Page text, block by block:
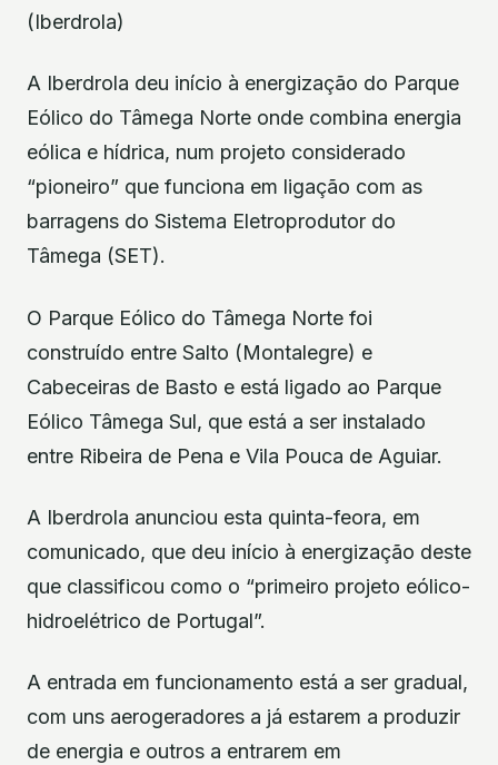
(Iberdrola)
A Iberdrola deu início à energização do Parque
Eólico do Tâmega Norte onde combina energia
eólica e hídrica, num projeto considerado
“pioneiro” que funciona em ligação com as
barragens do Sistema Eletroprodutor do
Tâmega (SET).
O Parque Eólico do Tâmega Norte foi
construído entre Salto (Montalegre) e
Cabeceiras de Basto e está ligado ao Parque
Eólico Tâmega Sul, que está a ser instalado
entre Ribeira de Pena e Vila Pouca de Aguiar.
A Iberdrola anunciou esta quinta-feora, em
comunicado, que deu início à energização deste
que classificou como o “primeiro projeto eólico-
hidroelétrico de Portugal”.
A entrada em funcionamento está a ser gradual,
com uns aerogeradores a já estarem a produzir
de energia e outros a entrarem em